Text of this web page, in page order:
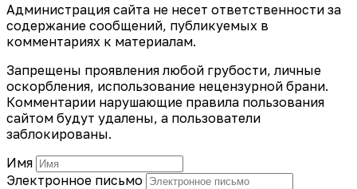
Администрация сайта не несет ответственности за
содержание сообщений, публикуемых в
комментариях к материалам.
Запрещены проявления любой грубости, личные
оскорбления, использование нецензурной брани.
Комментарии нарушающие правила пользования
сайтом будут удалены, а пользователи
заблокированы.
Имя
Электронное письмо